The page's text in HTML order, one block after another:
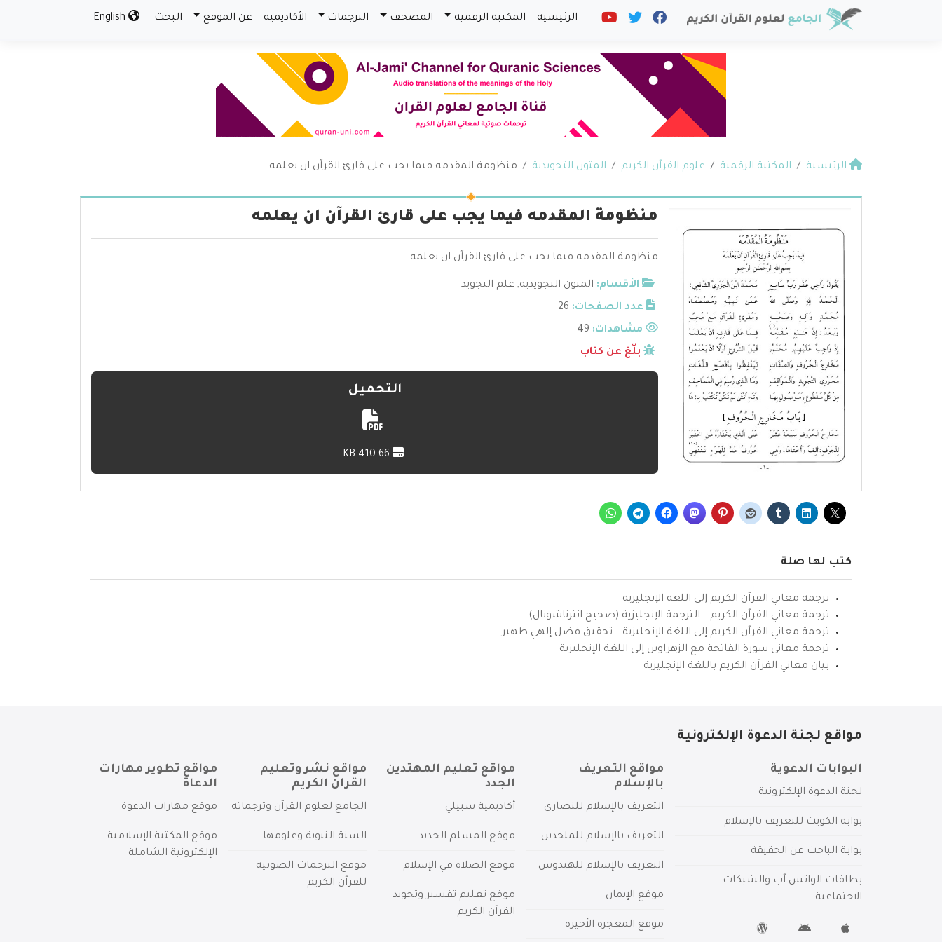
الرئيسية المكتبة الرقمية المصحف الترجمات الأكاديمية عن الموقع البحث
الرئيسية المكتبة الرقمية علوم القرآن الكريم المتون التجويدية منظومة المقدمه فيما يجب على قارئ القرآن ان يعلمه
منظومة المقدمه فيما يجب على قارئ القرآن ان يعلمه
منظومة المقدمه فيما يجب على قارئ القرآن ان يعلمه
الأقسام: المتون التجويدية, علم التجويد
عدد الصفحات: 26
مشاهدات:
بلّغ عن كتاب
التحميل
كتب لها صلة
ترجمة معاني القرآن الكريم إلى اللغة الإنجليزية
ترجمة معاني القرآن الكريم – الترجمة الإنجليزية (صحيح انترناشونال)
ترجمة معاني القرآن الكريم إلى اللغة الإنجليزية – تحقيق فضل إلهي ظهير
ترجمة معاني سورة الفاتحة مع الزهراوين إلى اللغة الإنجليزية
بيان معاني القرآن الكريم باللغة الإنجليزية
مواقع لجنة الدعوة الإلكترونية
البوابات الدعوية
لجنة الدعوة الإلكترونية
بوابة الكويت للتعريف بالإسلام
بوابة الباحث عن الحقيقة
بطاقات الواتس آب والشبكات
الاجتماعية
مواقع التعريف
بالإسلام
التعريف بالإسلام للنصارى
التعريف بالإسلام للملحدين
التعريف بالإسلام للهندوس
موقع الإيمان
موقع المعجزة الأخيرة
مواقع تعليم المهتدين
الجدد
أكاديمية سبيلي
موقع المسلم الجديد
موقع الصلاة في الإسلام
موقع تعليم تفسير وتجويد
القرآن الكريم
مواقع نشر وتعليم
القرآن الكريم
الجامع لعلوم القرآن وترجماته
السنة النبوية وعلومها
موقع الترجمات الصوتية
للقرآن الكريم
مواقع تطوير مهارات
الدعاة
موقع مهارات الدعوة
موقع المكتبة الإسلامية
الإلكترونية الشاملة